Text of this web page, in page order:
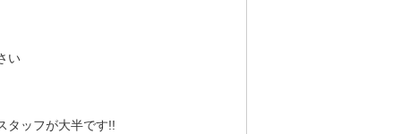
い
タッフが大半です!!